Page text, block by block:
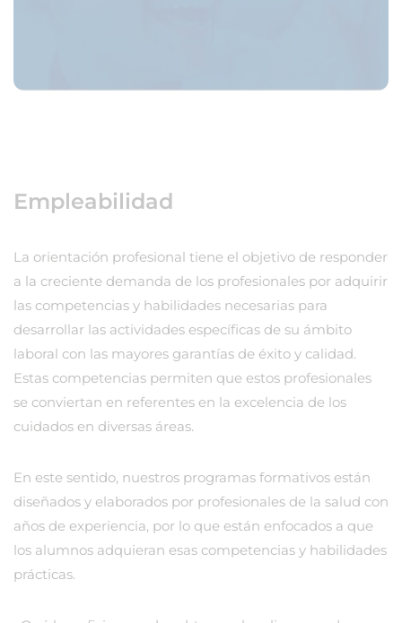
Empleabilidad
La orientación profesional tiene el objetivo de responder
a la creciente demanda de los profesionales por adquirir
las competencias y habilidades necesarias para
desarrollar las actividades específicas de su ámbito
laboral con las mayores garantías de éxito y calidad.
Estas competencias permiten que estos profesionales
se conviertan en referentes en la excelencia de los
cuidados en diversas áreas.
En este sentido, nuestros programas formativos están
diseñados y elaborados por profesionales de la salud con
años de experiencia, por lo que están enfocados a que
los alumnos adquieran esas competencias y habilidades
prácticas.